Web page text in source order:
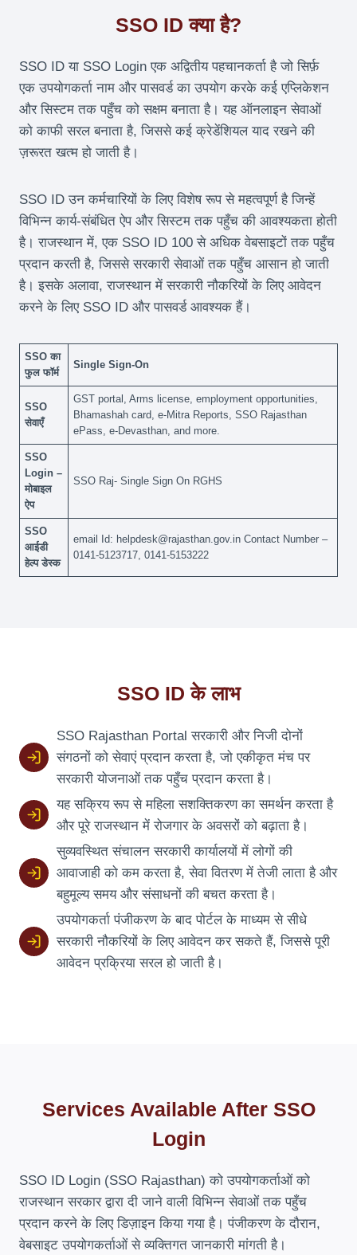
SSO ID क्या है?
SSO ID या SSO Login एक अद्वितीय पहचानकर्ता है जो सिर्फ़
एक उपयोगकर्ता नाम और पासवर्ड का उपयोग करके कई एप्लिकेशन
और सिस्टम तक पहुँच को सक्षम बनाता है। यह ऑनलाइन सेवाओं
को काफी सरल बनाता है, जिससे कई क्रेडेंशियल याद रखने की
ज़रूरत खत्म हो जाती है।
SSO ID उन कर्मचारियों के लिए विशेष रूप से महत्वपूर्ण है जिन्हें
विभिन्न कार्य-संबंधित ऐप और सिस्टम तक पहुँच की आवश्यकता होती
है। राजस्थान में, एक SSO ID 100 से अधिक वेबसाइटों तक पहुँच
प्रदान करती है, जिससे सरकारी सेवाओं तक पहुँच आसान हो जाती
है। इसके अलावा, राजस्थान में सरकारी नौकरियों के लिए आवेदन
करने के लिए SSO ID और पासवर्ड आवश्यक हैं।
SSO का
फुल फॉर्म
Single Sign-On
SSO
सेवाएँ
GST portal, Arms license, employment opportunities,
Bhamashah card, e-Mitra Reports, SSO Rajasthan
ePass, e-Devasthan, and more.
SSO
Login –
मोबाइल
ऐप
SSO Raj- Single Sign On RGHS
SSO
आईडी
हेल्प डेस्क
email Id: helpdesk@rajasthan.gov.in Contact Number –
0141-5123717, 0141-5153222
SSO ID के लाभ
SSO Rajasthan Portal सरकारी और निजी दोनों
संगठनों को सेवाएं प्रदान करता है, जो एकीकृत मंच पर
सरकारी योजनाओं तक पहुँच प्रदान करता है।
यह सक्रिय रूप से महिला सशक्तिकरण का समर्थन करता है
और पूरे राजस्थान में रोजगार के अवसरों को बढ़ाता है।
सुव्यवस्थित संचालन सरकारी कार्यालयों में लोगों की
आवाजाही को कम करता है, सेवा वितरण में तेजी लाता है और
बहुमूल्य समय और संसाधनों की बचत करता है।
उपयोगकर्ता पंजीकरण के बाद पोर्टल के माध्यम से सीधे
सरकारी नौकरियों के लिए आवेदन कर सकते हैं, जिससे पूरी
आवेदन प्रक्रिया सरल हो जाती है।
Services Available After SSO
Login
SSO ID Login (SSO Rajasthan) को उपयोगकर्ताओं को
राजस्थान सरकार द्वारा दी जाने वाली विभिन्न सेवाओं तक पहुँच
प्रदान करने के लिए डिज़ाइन किया गया है। पंजीकरण के दौरान,
वेबसाइट उपयोगकर्ताओं से व्यक्तिगत जानकारी मांगती है।